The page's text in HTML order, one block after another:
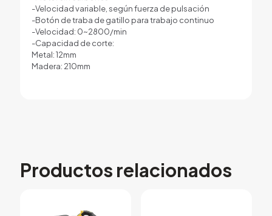
-Velocidad variable, según fuerza de pulsación
-Botón de traba de gatillo para trabajo continuo
-Velocidad: 0~2800/min
-Capacidad de corte:
Metal: 12mm
Madera: 210mm
Productos relacionados